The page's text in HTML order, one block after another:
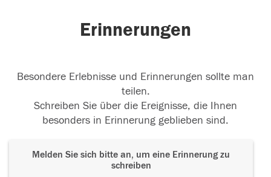
Erinnerungen
Besondere Erlebnisse und Erinnerungen sollte man
teilen.
Schreiben Sie über die Ereignisse, die Ihnen
besonders in Erinnerung geblieben sind.
Melden Sie sich bitte an, um eine Erinnerung zu
schreiben